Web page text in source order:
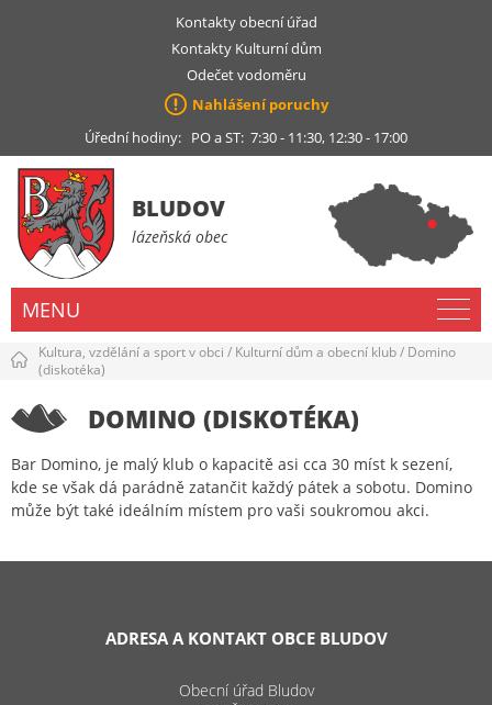
Kontakty obecní úřad
Kontakty Kulturní dům
Odečet vodoměru
Nahlášení poruchy
Úřední hodiny: PO a ST: 7:30 - 11:30, 12:30 - 17:00
BLUDOV
lázeňská obec
MENU
Kultura, vzdělání a sport v obci / Kulturní dům a obecní klub/ Domino
(diskotéka)
DOMINO (DISKOTÉKA)
Bar Domino, je malý klub o kapacitě asi cca 30 míst k sezení,
kde se však dá parádně zatančit každý pátek a sobotu. Domino
může být také ideálním místem pro vaši soukromou akci.
ADRESA A KONTAKT OBCE BLUDOV
Obecní úřad Bludov